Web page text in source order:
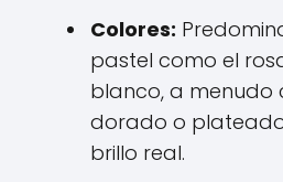
Colores:
pastel como el
blanco, a menudo
dorado o
brillo real.